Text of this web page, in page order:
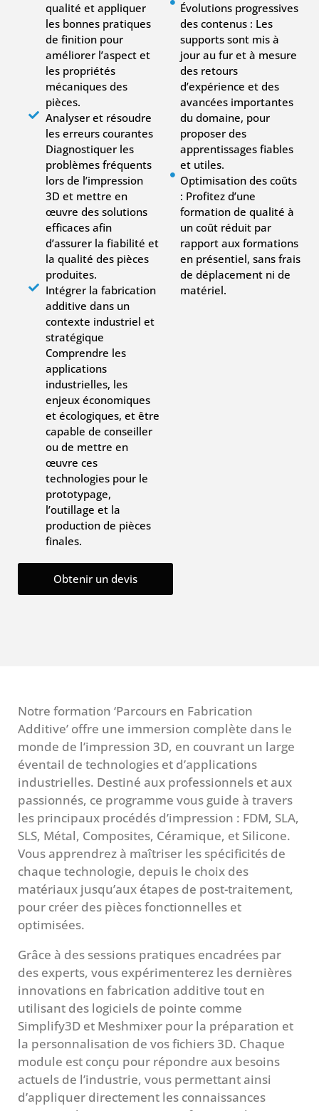
qualité et appliquer
les bonnes pratiques
de finition pour
améliorer l’aspect et
les propriétés
mécaniques des
pièces.
Analyser et résoudre
les erreurs courantes
Diagnostiquer les
problèmes fréquents
lors de l’impression
3D et mettre en
œuvre des solutions
efficaces afin
d’assurer la fiabilité et
la qualité des pièces
produites.
Intégrer la fabrication
additive dans un
contexte industriel et
stratégique
Comprendre les
applications
industrielles, les
enjeux économiques
et écologiques, et être
capable de conseiller
ou de mettre en
œuvre ces
technologies pour le
prototypage,
l’outillage et la
production de pièces
finales.
Évolutions progressives
des contenus : Les
supports sont mis à
jour au fur et à mesure
des retours
d’expérience et des
avancées importantes
du domaine, pour
proposer des
apprentissages fiables
et utiles.
Optimisation des coûts
: Profitez d’une
formation de qualité à
un coût réduit par
rapport aux formations
en présentiel, sans frais
de déplacement ni de
matériel.
Obtenir un devis
Notre formation ‘Parcours en Fabrication
Additive’ offre une immersion complète dans le
monde de l’impression 3D, en couvrant un large
éventail de technologies et d’applications
industrielles. Destiné aux professionnels et aux
passionnés, ce programme vous guide à travers
les principaux procédés d’impression : FDM, SLA,
SLS, Métal, Composites, Céramique, et Silicone.
Vous apprendrez à maîtriser les spécificités de
chaque technologie, depuis le choix des
matériaux jusqu’aux étapes de post-traitement,
pour créer des pièces fonctionnelles et
optimisées.
Grâce à des sessions pratiques encadrées par
des experts, vous expérimenterez les dernières
innovations en fabrication additive tout en
utilisant des logiciels de pointe comme
Simplify3D et Meshmixer pour la préparation et
la personnalisation de vos fichiers 3D. Chaque
module est conçu pour répondre aux besoins
actuels de l’industrie, vous permettant ainsi
d’appliquer directement les connaissances